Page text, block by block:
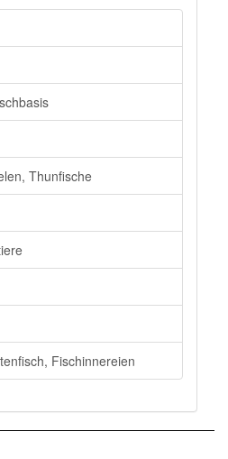
Thunfische
Fischinnereien